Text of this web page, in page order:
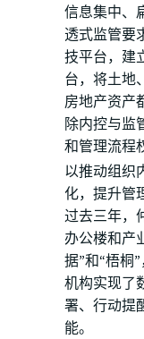
信息集中、
透式监管要
技平台，建
台，将土地
房地产资产
除内控与监
和管理流程
以推动组织
化，提升管
过去三年，
办公楼和产
据”和“梧桐
机构实现了
署、行动提
能。